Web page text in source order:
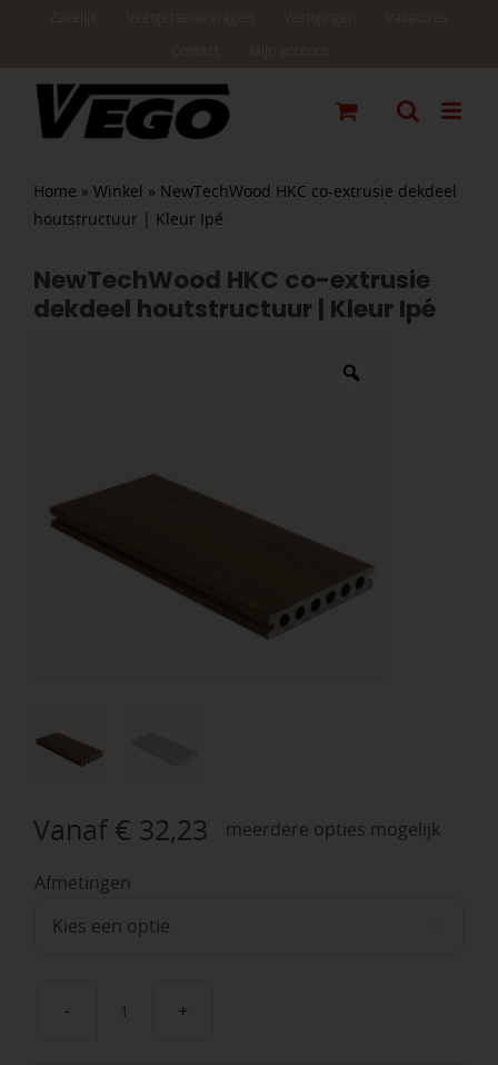
Home » Winkel » NewTechWood HKC co-extrusie dekdeel
houtstructuur | Kleur Ipé
NewTechWood HKC co-extrusie
dekdeel houtstructuur | Kleur Ipé
Vanaf € 32,23 meerdere opties mogelijk
Afmetingen
NewTechWood